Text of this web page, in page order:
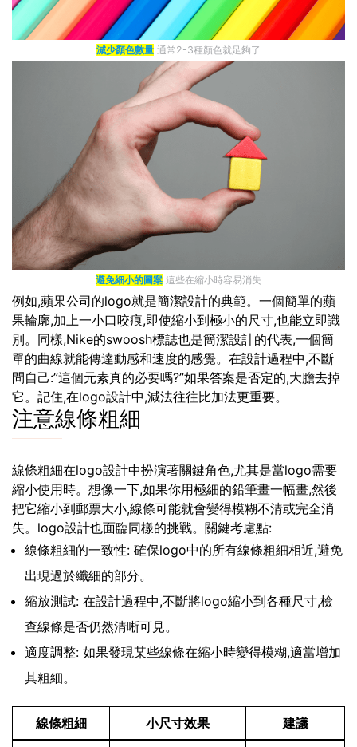
減少顏色數量 通常2-3種顏色就足夠了
避免細小的圖案 這些在縮小時容易消失
例如,蘋果公司的logo就是簡潔設計的典範。一個簡單的蘋
果輪廓,加上一小口咬痕,即使縮小到極小的尺寸,也能立即識
別。同樣,Nike的swoosh標誌也是簡潔設計的代表,一個簡
單的曲線就能傳達動感和速度的感覺。在設計過程中,不斷
問自己:”這個元素真的必要嗎?”如果答案是否定的,大膽去掉
它。記住,在logo設計中,減法往往比加法更重要。
注意線條粗細
線條粗細在logo設計中扮演著關鍵角色,尤其是當logo需要
縮小使用時。想像一下,如果你用極細的鉛筆畫一幅畫,然後
把它縮小到郵票大小,線條可能就會變得模糊不清或完全消
失。logo設計也面臨同樣的挑戰。關鍵考慮點:
線條粗細的一致性: 確保logo中的所有線條粗細相近,避免
出現過於纖細的部分。
縮放測試: 在設計過程中,不斷將logo縮小到各種尺寸,檢
查線條是否仍然清晰可見。
適度調整: 如果發現某些線條在縮小時變得模糊,適當增加
其粗細。
線條粗細 小尺寸效果 建議